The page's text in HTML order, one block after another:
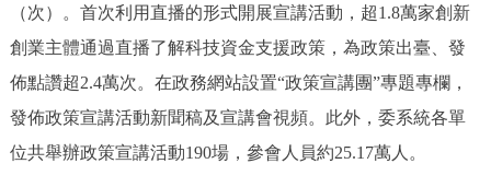
（次）。首次利用直播的形式開展宣講活動，超1.8萬家創新
創業主體通過直播了解科技資金支援政策，為政策出臺、發
佈點讚超2.4萬次。在政務網站設置“政策宣講團”專題專欄，
發佈政策宣講活動新聞稿及宣講會視頻。此外，委系統各單
位共舉辦政策宣講活動190場，參會人員約25.17萬人。